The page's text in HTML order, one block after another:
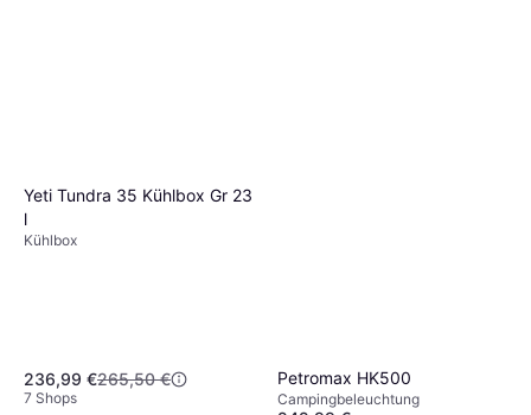
Yeti Tundra 35 Kühlbox Gr 23
l
Kühlbox
236,99 €265,50 €
7 Shops
Petromax HK500
Campingbeleuchtung